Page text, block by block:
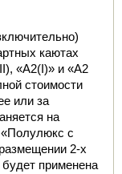
каютах
«А2(I)» и «А2
стоимости
или за
на
с
2-х
применена